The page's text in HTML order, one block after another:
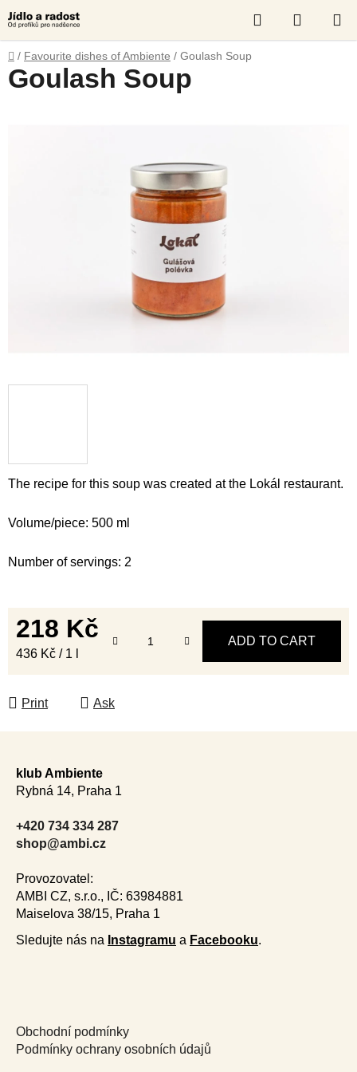
to
content
Search
CART
Home
/ Favourite dishes of Ambiente / Goulash Soup
The recipe for this soup was created at the Lokál restaurant.
Volume/piece: 500 ml
Number of servings: 2
218 Kč
Measure price:
436 Kč / 1 l
ADD TO CART
Print Ask
Goulash Soup
klub Ambiente
Rybná 14, Praha 1
+420 734 334 287
shop@ambi.cz
Provozovatel:
AMBI CZ, s.r.o., IČ: 63984881
Maiselova 38/15, Praha 1
Sledujte nás na Instagramu a Facebooku.
Obchodní podmínky
Podmínky ochrany osobních údajů